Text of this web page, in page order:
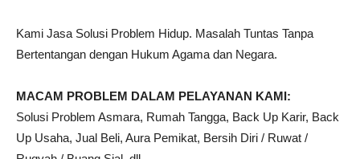
Kami Jasa Solusi Problem Hidup. Masalah Tuntas Tanpa
Bertentangan dengan Hukum Agama dan Negara.
MACAM PROBLEM DALAM PELAYANAN KAMI:
Solusi Problem Asmara, Rumah Tangga, Back Up Karir, Back
Up Usaha, Jual Beli, Aura Pemikat, Bersih Diri / Ruwat /